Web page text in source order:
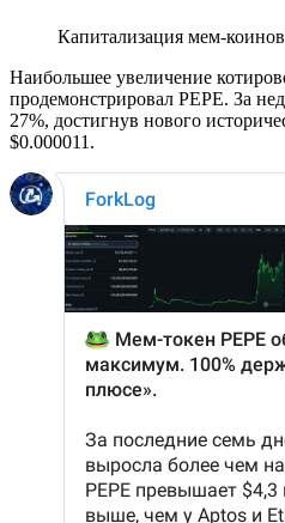
Капитализация мем-
Наибольшее увеличение
продемонстрировал PEPE. За
27%, достигнув нового
$0.000011.